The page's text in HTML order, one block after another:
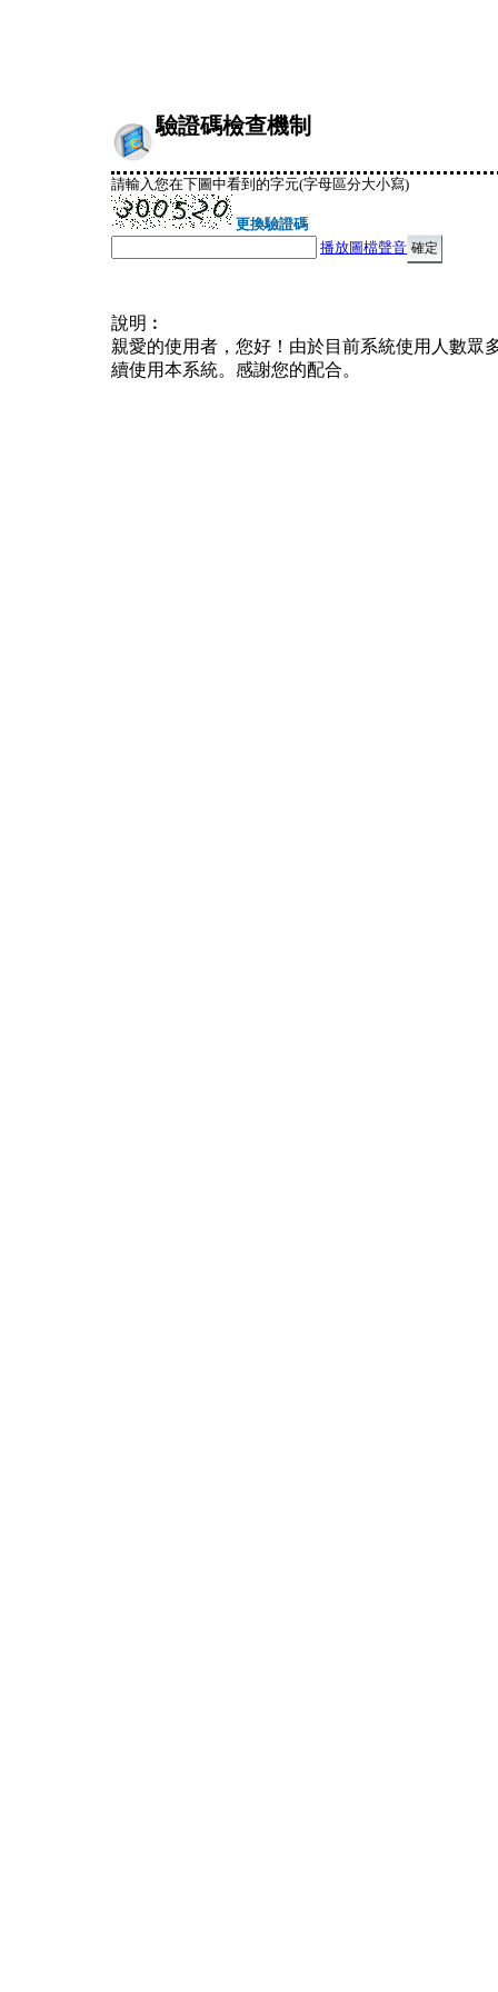
驗證碼檢查機制
請輸入您在下圖中看到的字元(字母區分大小寫)
更換驗證碼
播放圖檔聲音
說明︰
親愛的使用者，您好！由於目前系統使用人數眾
續使用本系統。感謝您的配合。